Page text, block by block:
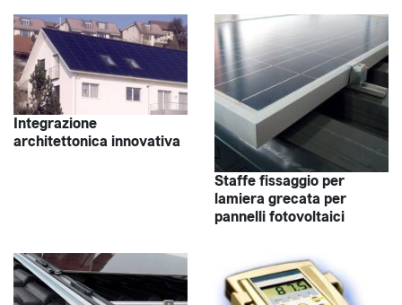
Integrazione
architettonica innovativa
Staffe fissaggio per
lamiera grecata per
pannelli fotovoltaici